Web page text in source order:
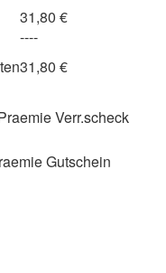
31,80 €
----
31,80 €